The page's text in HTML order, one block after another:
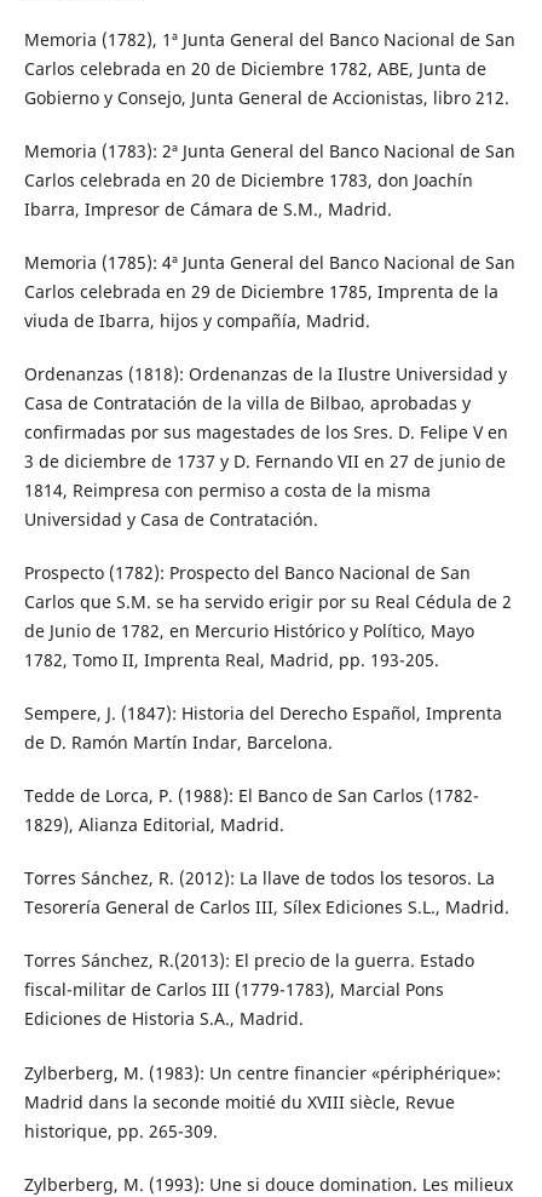
Memoria (1782), 1ª Junta General del Banco Nacional de San
Carlos celebrada en 20 de Diciembre 1782, ABE, Junta de
Gobierno y Consejo, Junta General de Accionistas, libro 212.
Memoria­ (1783): 2ª Junta General del Banco Nacional de San
Carlos celebrada en 20 de Diciembre 1783, don Joachín
Ibarra, Impresor de Cámara de S.M., Madrid.
Memoria­ (1785): 4ª Junta General del Banco Nacional de San
Carlos celebrada en 29 de Diciembre 1785, Imprenta de la
viuda de Ibarra, hijos y compañía, Madrid.
Ordenanzas (1818): Ordenanzas de la Ilustre Universidad y
Casa de Contratación de la villa de Bilbao, aprobadas y
confirmadas por sus magestades de los Sres. D. Felipe V en
3 de diciembre de 1737 y D. Fernando VII en 27 de junio de
1814, Reimpresa con permiso a costa de la misma
Universidad y Casa de Contratación.
Prospecto (1782): Prospecto del Banco Nacional de San
Carlos que S.M. se ha servido erigir por su Real Cédula de 2
de Junio de 1782, en Mercurio Histórico y Político, Mayo
1782, Tomo II, Imprenta Real, Madrid, pp. 193-205.
Sempere, J. (1847): Historia del Derecho Español, Imprenta
de D. Ramón Martín Indar, Barcelona.
Tedde de Lorca, P. (1988): El Banco de San Carlos (1782-
1829), Alianza Editorial, Madrid.
Torres Sánchez, R. (2012): La llave de todos los tesoros. La
Tesorería General de Carlos III, Sílex Ediciones S.L., Madrid.
Torres Sánchez, R.(2013): El precio de la guerra. Estado
fiscal-militar de Carlos III (1779-1783), Marcial Pons
Ediciones de Historia S.A., Madrid.
Zylberberg, M. (1983): Un centre financier «périphérique»:
Madrid dans la seconde moitié du XVIII siècle, Revue
historique, pp. 265-309.
Zylberberg, M.­ (1993): Une si douce domination. Les milieux